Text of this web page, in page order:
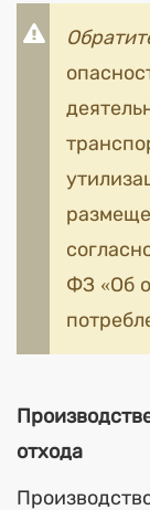
ФЗ «Об
отхода